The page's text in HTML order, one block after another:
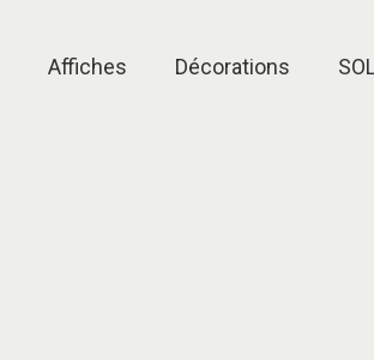
Affiches Décorations